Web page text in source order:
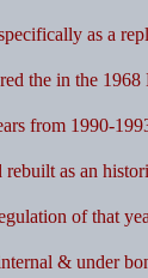
as a
the in the
from 1990-
as an
of that
& under